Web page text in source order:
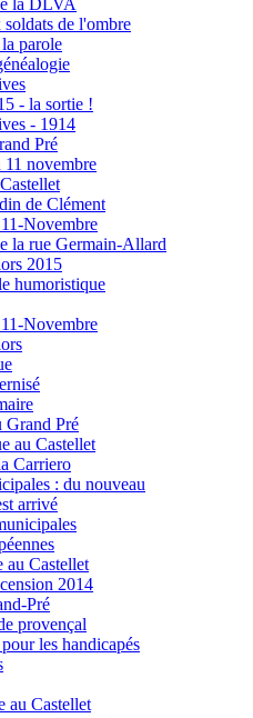
la DLVA
de l'ombre
parole
- la sortie !
- 1914
Pré
11 novembre
de Clément
Novembre
la rue Germain-Allard
2015
humoristique
Novembre
Grand Pré
au Castellet
Carriero
: du nouveau
arrivé
au Castellet
2014
Pré
provençal
les handicapés
au Castellet